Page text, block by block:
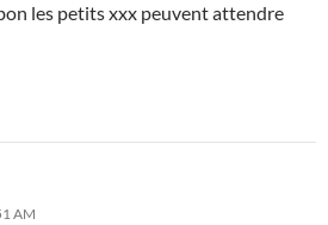
les petits xxx peuvent attendre
AM